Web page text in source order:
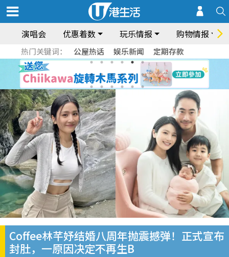
演唱会 优惠着数 玩乐情报 购物情报
热门关键词： 公屋热话 娱乐新闻 定期存款
Coffee林芊妤结婚八周年抛震撼弹！正式宣布
封肚，一原因决定不再生B